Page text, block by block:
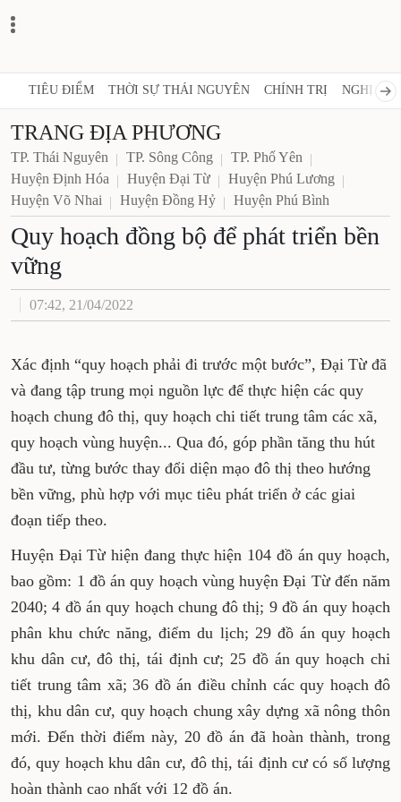
TIÊU ĐIỂM THỜI SỰ THÁI NGUYÊN CHÍNH TRỊ NGHỊ
TRANG ĐỊA PHƯƠNG
TP. Thái Nguyên TP. Sông Công
TP. Phổ Yên
Huyện Định Hóa
Huyện Đại Từ
Huyện Phú Lương
Huyện Võ Nhai
Huyện Đồng Hỷ
Huyện Phú Bình
Quy hoạch đồng bộ để phát
triển bền vững
07:42, 21/04/2022
Xác định “quy hoạch phải đi trước một bước”,
Đại Từ đã và đang tập trung mọi nguồn lực để
thực hiện các quy hoạch chung đô thị, quy
hoạch chi tiết trung tâm các xã, quy hoạch
vùng huyện... Qua đó, góp phần tăng thu hút
đầu tư, từng bước thay đổi diện mạo đô thị theo
triển ở các giai đoạn tiếp theo.
Huyện Đại Từ hiện đang thực hiện 104 đồ án
quy hoạch, bao gồm: 1 đồ án quy hoạch vùng
huyện Đại Từ đến năm 2040; 4 đồ án quy hoạch
chung đô thị; 9 đồ án quy hoạch phân khu chức
năng, điểm du lịch; 29 đồ án quy hoạch khu dân
cư, đô thị, tái định cư; 25 đồ án quy hoạch chi
tiết trung tâm xã; 36 đồ án điều chỉnh các quy
hoạch đô thị, khu dân cư, quy hoạch chung xây